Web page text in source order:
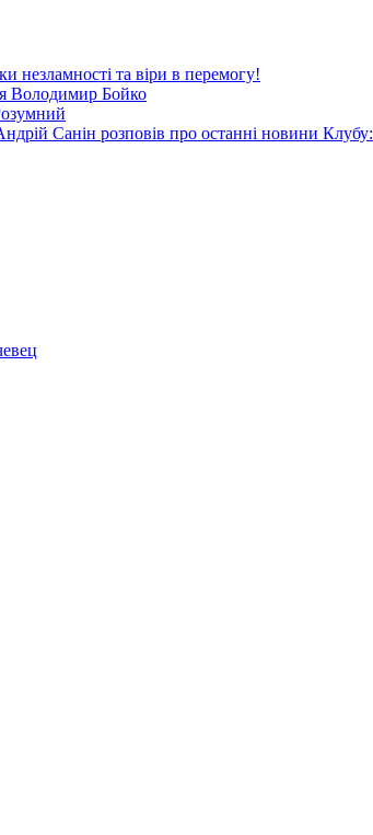
та віри в перемогу!
Володимир Бойко
Санін розповів про останні новини Клубу: